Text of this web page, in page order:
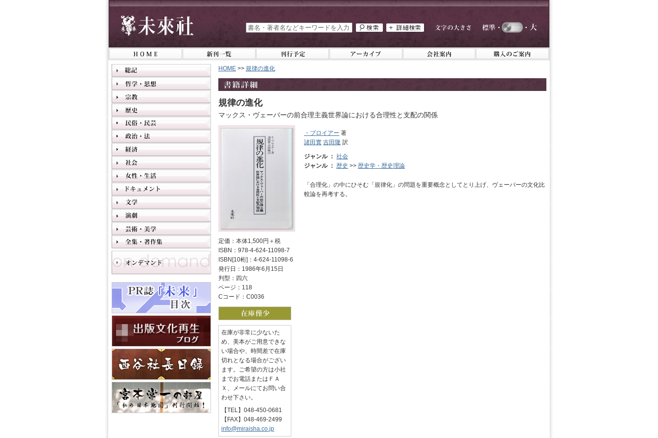
HOME >> 規律の進化
規律の進化
マックス・ヴェーバーの前合理主義世界論における合理性と支配の関係
定価：本体1,500円＋税
ISBN：978-4-624-11098-7
ISBN[10桁]：4-624-11098-6
発行日：1986年6月15日
判型：四六
ページ：118
Cコード：C0036
在庫が非常に少ないた
め、美本がご用意できな
い場合や、時間差で在庫
切れとなる場合がござい
ます。ご希望の方は小社
までお電話またはＦＡ
Ｘ、メールにてお問い合
わせ下さい。
【TEL】048-450-0681
【FAX】048-469-2499
info@miraisha.co.jp
・ブロイアー 著
諸田實 吉田隆 訳
ジャンル ： 社会
ジャンル ： 歴史 >> 歴史学・歴史理論
「合理化」の中にひそむ「規律化」の問題を重要概念としてとり上げ、ヴェーバーの文化比
較論を再考する。